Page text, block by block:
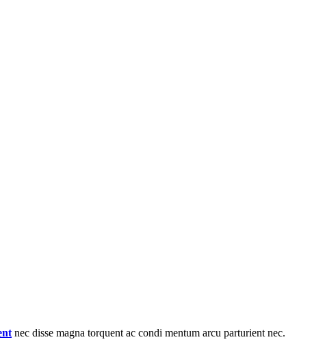
nec disse magna torquent ac condi mentum arcu parturient nec.